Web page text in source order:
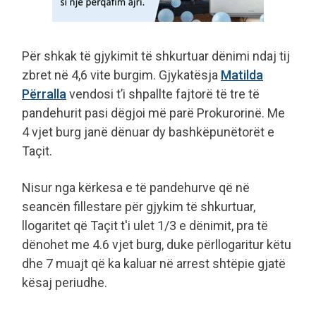
Për shkak të gjykimit të shkurtuar dënimi ndaj tij
zbret në 4,6 vite burgim. Gjykatësja Matilda
Përrallavendosi t’i shpallte fajtorë të tre të
pandehurit pasi dëgjoi më parë Prokurorinë. Me
4 vjet burg janë dënuar dy bashkëpunëtorët e
Taçit.
Nisur nga kërkesa e të pandehurve që në
seancën fillestare për gjykim të shkurtuar,
llogaritet që Taçit t'i ulet 1/3 e dënimit, pra të
dënohet me 4.6 vjet burg, duke përllogaritur këtu
dhe 7 muajt që ka kaluar në arrest shtëpie gjatë
kësaj periudhe.